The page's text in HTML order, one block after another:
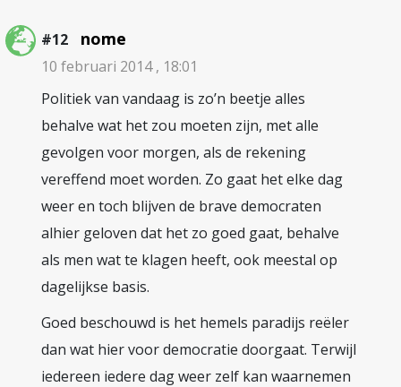
#12 nome
10 februari 2014 , 18:01
Politiek van vandaag is zo’n beetje alles
behalve wat het zou moeten zijn, met alle
gevolgen voor morgen, als de rekening
vereffend moet worden. Zo gaat het elke dag
weer en toch blijven de brave democraten
alhier geloven dat het zo goed gaat, behalve
als men wat te klagen heeft, ook meestal op
dagelijkse basis.
Goed beschouwd is het hemels paradijs reëler
dan wat hier voor democratie doorgaat. Terwijl
iedereen iedere dag weer zelf kan waarnemen